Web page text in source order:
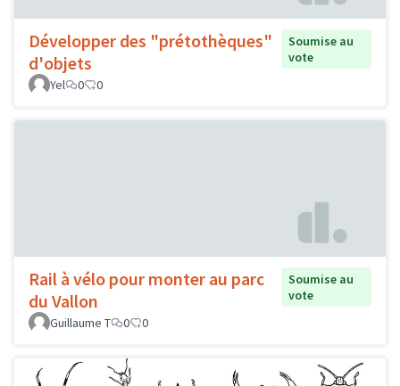
Développer des "prétothèques"
d'objets
Soumise au
vote
Yel
0 0
Rail à vélo pour monter au parc
du Vallon
Soumise au
vote
Guillaume T
0 0